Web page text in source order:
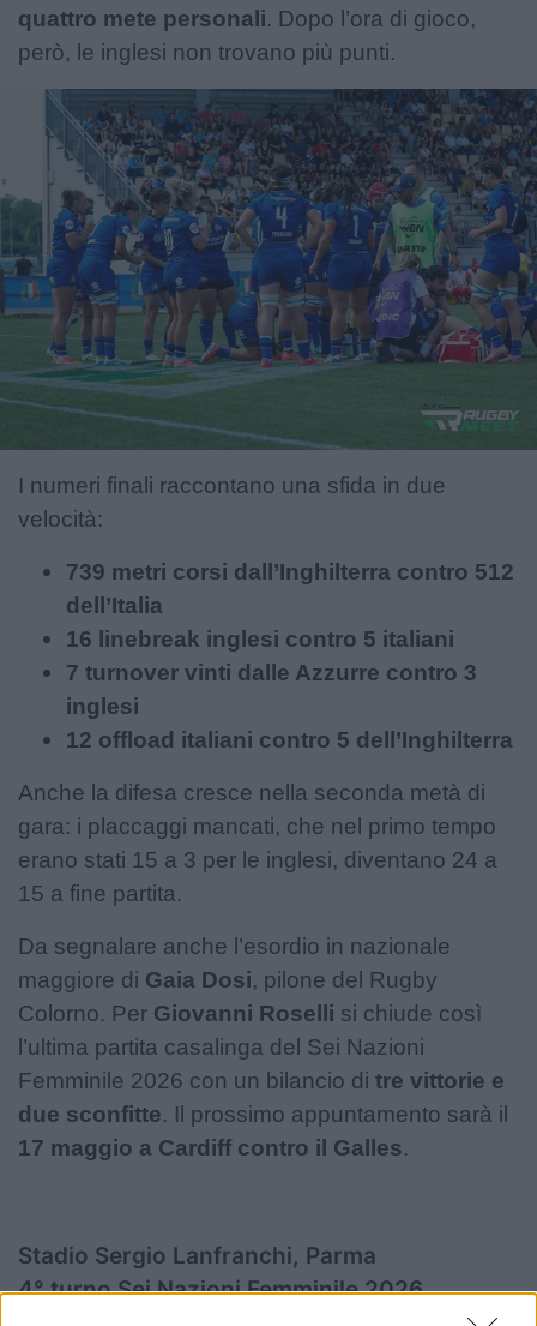
quattro mete personali. Dopo l’ora di gioco,
però, le inglesi non trovano più punti.
I numeri finali raccontano una sfida in due
velocità:
739 metri corsi dall’Inghilterra contro 512
dell’Italia
16 linebreak inglesi contro 5 italiani
7 turnover vinti dalle Azzurre contro 3
inglesi
12 offload italiani contro 5 dell’Inghilterra
Anche la difesa cresce nella seconda metà di
gara: i placcaggi mancati, che nel primo tempo
erano stati 15 a 3 per le inglesi, diventano 24 a
15 a fine partita.
Da segnalare anche l’esordio in nazionale
maggiore di Gaia Dosi, pilone del Rugby
Colorno. Per Giovanni Roselli si chiude così
l’ultima partita casalinga del Sei Nazioni
Femminile 2026 con un bilancio di tre vittorie e
due sconfitte. Il prossimo appuntamento sarà il
17 maggio a Cardiff contro il Galles.
Stadio Sergio Lanfranchi, Parma
4° turno Sei Nazioni Femminile 2026